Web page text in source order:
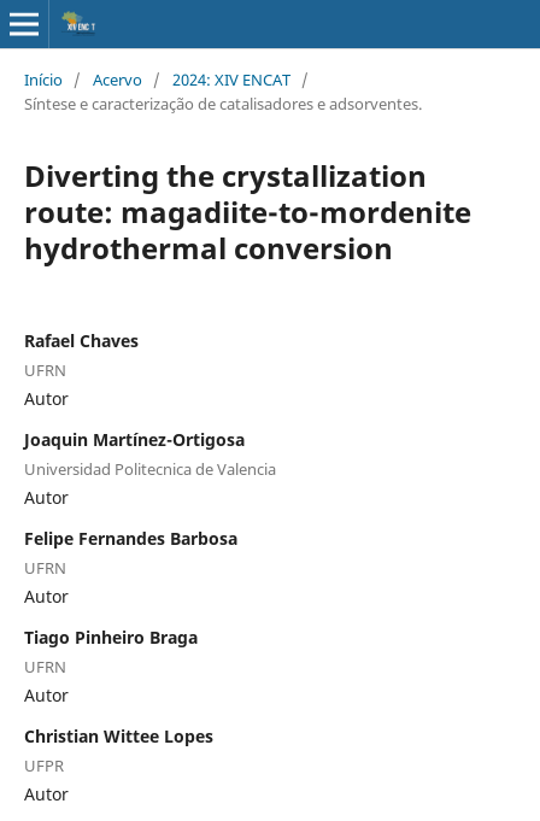
Início / Acervo / 2024: XIV ENCAT /
Síntese e caracterização de catalisadores e adsorventes.
Diverting the crystallization
route: magadiite-to-mordenite
hydrothermal conversion
Rafael Chaves
UFRN
Autor
Joaquin Martínez-Ortigosa
Universidad Politecnica de Valencia
Autor
Felipe Fernandes Barbosa
UFRN
Autor
Tiago Pinheiro Braga
UFRN
Autor
Christian Wittee Lopes
UFPR
Autor